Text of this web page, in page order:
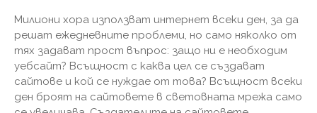
Милиони хора използват интернет всеки ден, за да
решат ежедневните проблеми, но само няколко от
тях задават прост въпрос: защо ни е необходим
уебсайт? Всъщност с каква цел се създават
сайтове и кой се нуждае от това? Всъщност всеки
ден броят на сайтовете в световната мрежа само